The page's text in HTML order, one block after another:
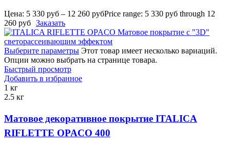
Цена: 5 330 руб – 12 260 рубPrice range: 5 330 руб through 12
260 руб Заказать
Выберите параметры Этот товар имеет несколько вариаций.
Опции можно выбрать на странице товара.
Быстрый просмотр
Добавить в избранное
1 кг
2.5 кг
Матовое декоративное покрытие ITALICA
RIFLETTE OPACO 400